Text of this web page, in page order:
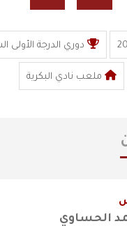
دوري الدرجة الأولى
ملعب نادي البكرية
الحساوي